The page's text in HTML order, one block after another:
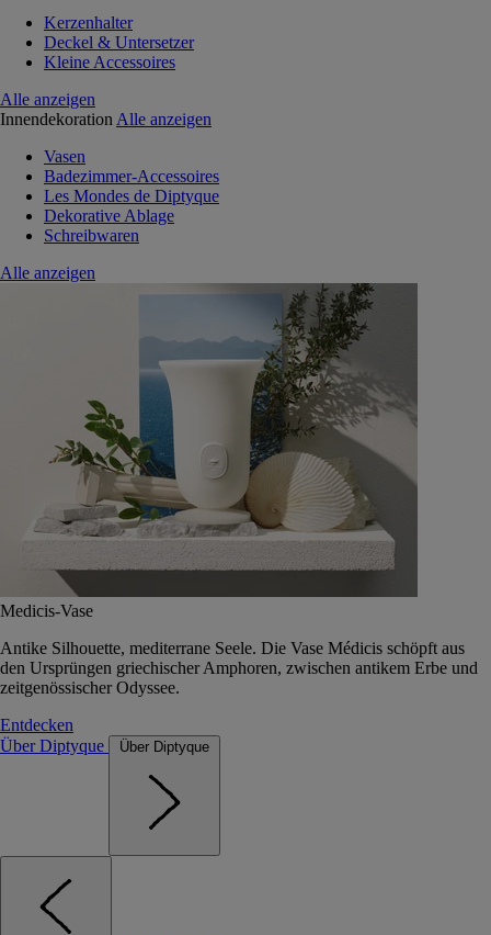
Kerzenhalter
Deckel & Untersetzer
Kleine Accessoires
Alle anzeigen
Innendekoration Alle anzeigen
Vasen
Badezimmer-Accessoires
Les Mondes de Diptyque
Dekorative Ablage
Schreibwaren
Alle anzeigen
Medicis-Vase
Antike Silhouette, mediterrane Seele. Die Vase Médicis schöpft aus
den Ursprüngen griechischer Amphoren, zwischen antikem Erbe und
zeitgenössischer Odyssee.
Entdecken
Über Diptyque
Über Diptyque